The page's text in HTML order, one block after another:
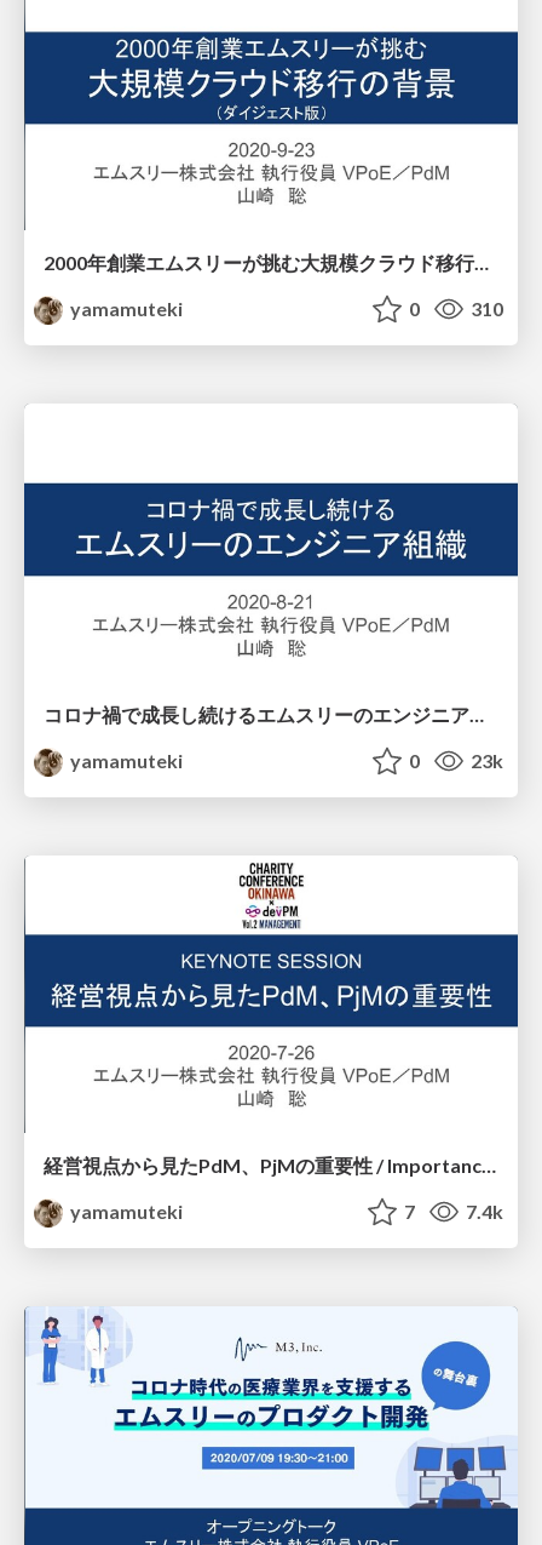
2000年創業エムスリーが挑む大規模クラウド移行の背景 / Background of Large-scale Cloud Migration Challenges by M3 founded in 2000
yamamuteki
0 310
yamamuteki
0 23k
経営視点から見たPdM、PjMの重要性 / Importance of PdM and PjM in Business Management
yamamuteki
7 7.4k